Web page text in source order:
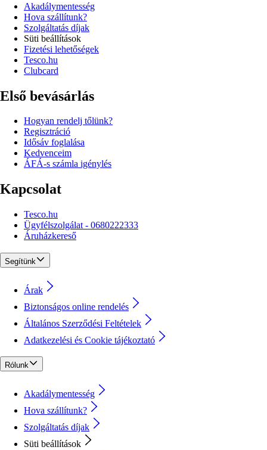
Akadálymentesség
Hova szállítunk?
Szolgáltatás díjak
Süti beállítások
Fizetési lehetőségek
Tesco.hu
Clubcard
Első bevásárlás
Hogyan rendelj tőlünk?
Regisztráció
Idősáv foglalása
Kedvenceim
ÁFÁ-s számla igénylés
Kapcsolat
Tesco.hu
Ügyfélszolgálat - 0680222333
Áruházkereső
Segítünk
Árak
Biztonságos online rendelés
Általános Szerződési Feltételek
Adatkezelési és Cookie tájékoztató
Rólunk
Akadálymentesség
Hova szállítunk?
Szolgáltatás díjak
Süti beállítások